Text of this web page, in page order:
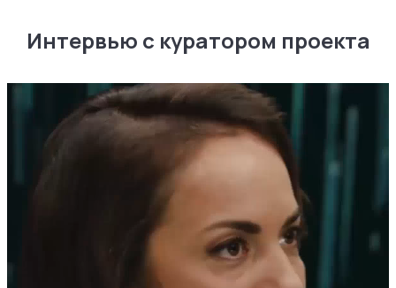
Интервью с куратором проекта